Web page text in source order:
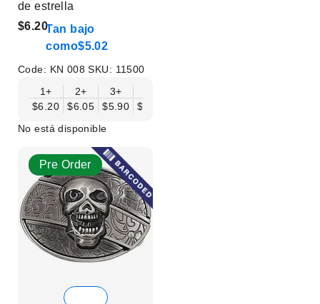
de estrella
$6.20Tan bajo
como$5.02
Code: KN 008SKU: 11500
1+
$6.20
2+
$6.05
3+
$5.90
$5.75
No está disponible
Pre Order